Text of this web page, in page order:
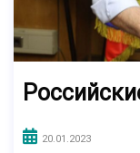
20.01.2023